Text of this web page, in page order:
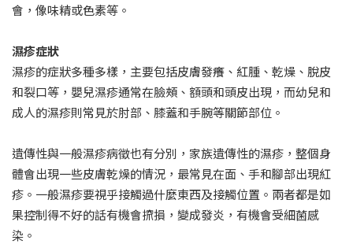
會，像味精或色素等。
濕疹症狀
濕疹的症狀多種多樣，主要包括皮膚發癢、紅腫、乾燥、脫皮
和裂口等，嬰兒濕疹通常在臉頰、額頭和頭皮出現，而幼兒和
成人的濕疹則常見於肘部、膝蓋和手腕等關節部位。
遺傳性與一般濕疹病徵也有分別，家族遺傳性的濕疹，整個身
體會出現一些皮膚乾燥的情況，最常見在面、手和腳部出現紅
疹。一般濕疹要視乎接觸過什麼東西及接觸位置。兩者都是如
果控制得不好的話有機會𢱑損，變成發炎，有機會受細菌感
染。